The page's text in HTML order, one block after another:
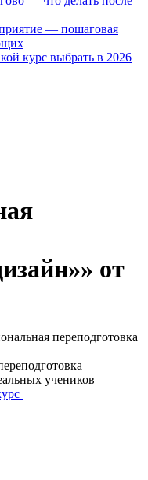
— пошаговая
курс выбрать в 2026
от
переподготовка
учеников